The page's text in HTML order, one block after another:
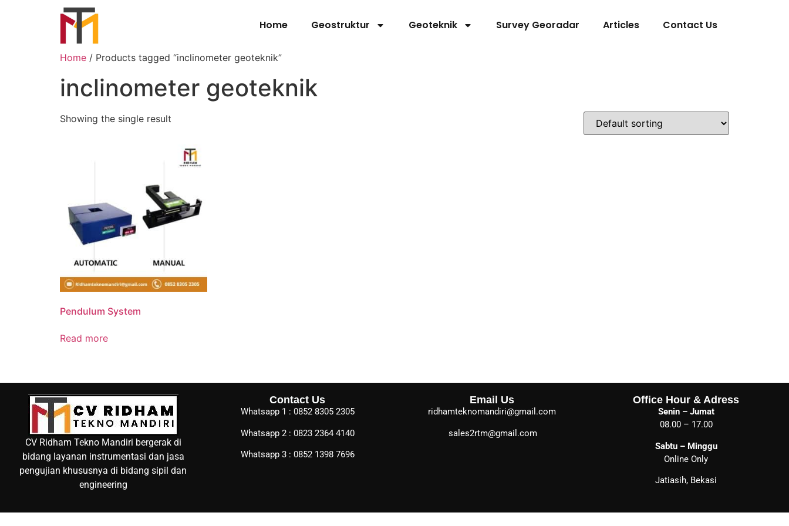
Home Geostruktur Geoteknik Survey Georadar Articles Contact Us
Home / Products tagged “inclinometer geoteknik”
inclinometer geoteknik
Showing the single result
Pendulum System
Read more
CV Ridham Tekno Mandiri bergerak di
bidang layanan instrumentasi dan jasa
pengujian khususnya di bidang sipil dan
engineering
Contact Us
Whatsapp 1 : 0852 8305 2305
Whatsapp 2 : 0823 2364 4140
Whatsapp 3 : 0852 1398 7696
Email Us
ridhamteknomandiri@gmail.com
sales2rtm@gmail.com
Office Hour & Adress
Senin – Jumat
08.00 – 17.00
Sabtu – Minggu
Online Only
Jatiasih, Bekasi